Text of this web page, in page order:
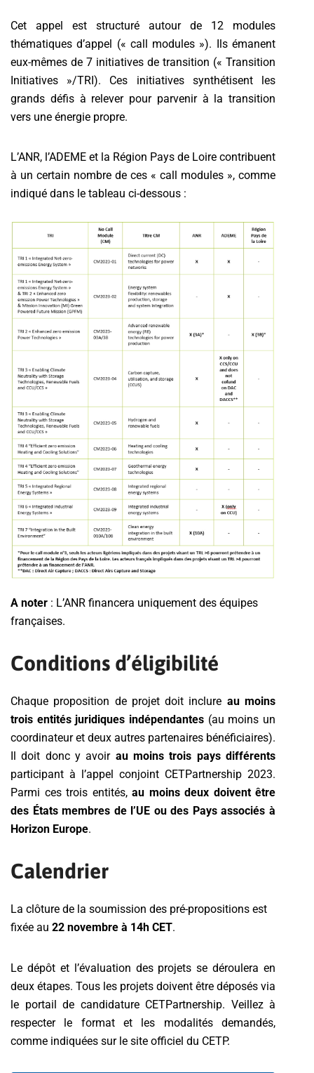
Cet appel est structuré autour de 12 modules
thématiques d’appel (« call modules »). Ils émanent
eux-mêmes de 7 initiatives de transition (« Transition
Initiatives »/TRI). Ces initiatives synthétisent les
grands défis à relever pour parvenir à la transition
vers une énergie propre.
L’ANR, l’ADEME et la Région Pays de Loire contribuent
à un certain nombre de ces « call modules », comme
indiqué dans le tableau ci-dessous :
A noter : L’ANR financera uniquement des équipes
françaises.
Conditions d’éligibilité
Chaque proposition de projet doit inclure au moins
trois entités juridiques indépendantes (au moins un
coordinateur et deux autres partenaires bénéficiaires).
Il doit donc y avoir au moins trois pays différents
participant à l’appel conjoint CETPartnership 2023.
Parmi ces trois entités, au moins deux doivent être
des États membres de l’UE ou des Pays associés à
Horizon Europe.
Calendrier
La clôture de la soumission des pré-propositions est
fixée au 22 novembre à 14h CET.
Le dépôt et l’évaluation des projets se déroulera en
deux étapes. Tous les projets doivent être déposés via
le portail de candidature CETPartnership. Veillez à
respecter le format et les modalités demandés,
comme indiquées sur le site officiel du CETP.